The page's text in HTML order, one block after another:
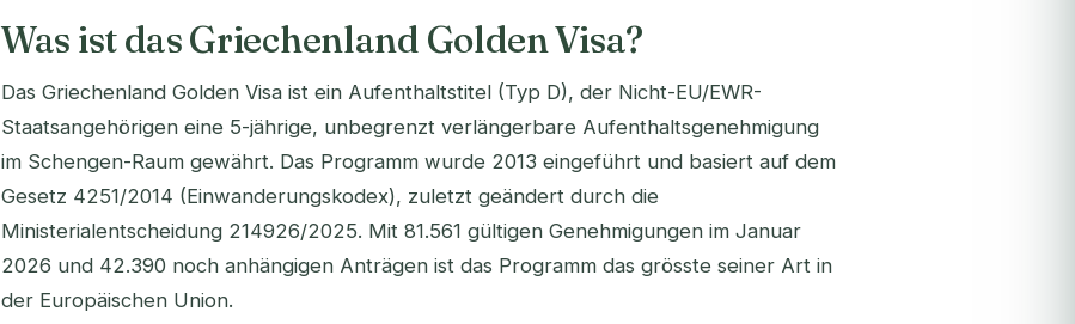
Was ist das Griechenland Golden Visa?
Das Griechenland Golden Visa ist ein Aufenthaltstitel (Typ D), der Nicht-EU/EWR-
Staatsangehörigen eine 5-jährige, unbegrenzt verlängerbare Aufenthaltsgenehmigung
im Schengen-Raum gewährt. Das Programm wurde 2013 eingeführt und basiert auf dem
Gesetz 4251/2014 (Einwanderungskodex), zuletzt geändert durch die
Ministerialentscheidung 214926/2025. Mit 81.561 gültigen Genehmigungen im Januar
2026 und 42.390 noch anhängigen Anträgen ist das Programm das grösste seiner Art in
der Europäischen Union.